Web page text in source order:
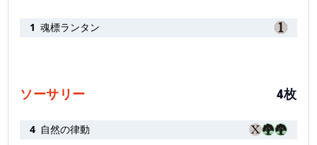
1 魂標ランタン
ソーサリー 4枚
4 自然の律動